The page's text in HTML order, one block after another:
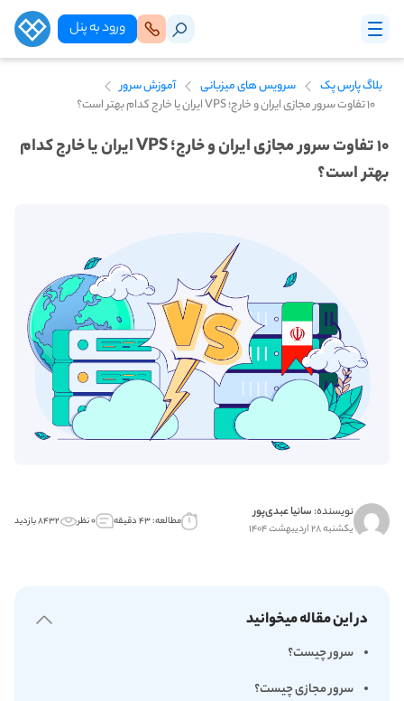
ورود‌ به‌ پنل
بلاگ پارس پک سرویس های میزبانی
آموزش سرور
۱۰ تفاوت سرور مجازی ایران و خارج؛ VPS ایران یا خارج کدام بهتر است؟
۱۰ تفاوت سرور مجازی ایران و خارج؛ VPS ایران یا خارج کدام
بهتر است؟
نویسنده: سانیا عبدی‌پور
یکشنبه ۲۸ اردیبهشت ۱۴۰۴ مطالعه: ۴۳ دقیقه ۰ نظر ۸۴۳۲ بازدید
در این مقاله میخوانید
سرور چیست؟
سرور مجازی چیست؟